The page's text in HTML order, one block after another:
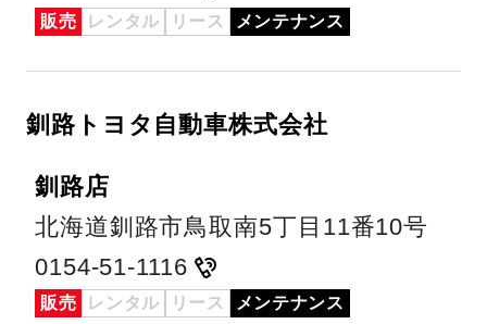
販売 レンタル リース メンテナンス
釧路トヨタ自動車株式会社
釧路店
北海道釧路市鳥取南5丁目11番10号
0154-51-1116
販売 レンタル リース メンテナンス